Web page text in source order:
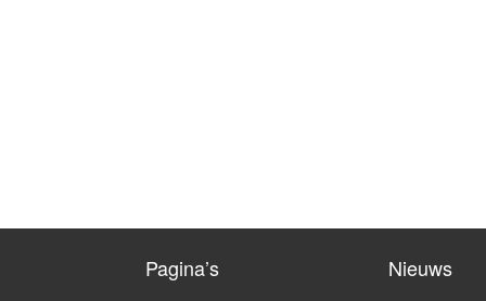
Pagina’s Nieuws